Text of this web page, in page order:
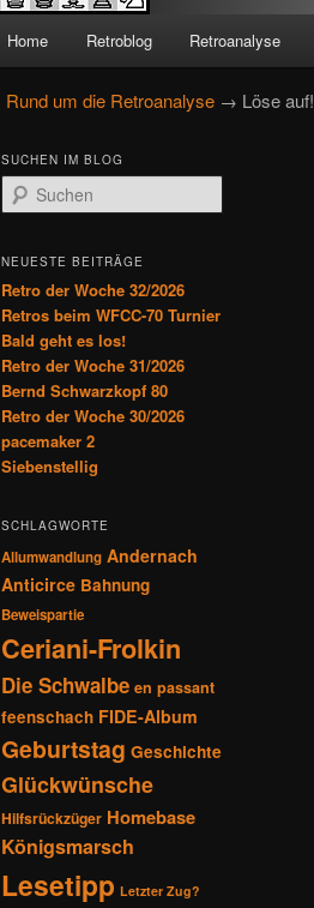
Zum
primären
Inhalt
springen
Zum
sekundären
Inhalt
springen
Home Retroblog Retroanalyse
Rund um die Retroanalyse → Löse auf!
SUCHEN IM BLOG
u
h
n
NEUESTE BEITRÄGE
Retro der Woche 32/2026
Retros beim WFCC-70 Turnier
Bald geht es los!
Retro der Woche 31/2026
Bernd Schwarzkopf 80
Retro der Woche 30/2026
pacemaker 2
Siebenstellig
SCHLAGWORTE
Allumwandlung Andernach
Anticirce Bahnung
Beweispartie
Ceriani-Frolkin
Die Schwalbe en passant
feenschach FIDE-Album
Geburtstag Geschichte
Glückwünsche
Hilfsrückzüger Homebase
Königsmarsch
Lesetipp Letzter Zug?